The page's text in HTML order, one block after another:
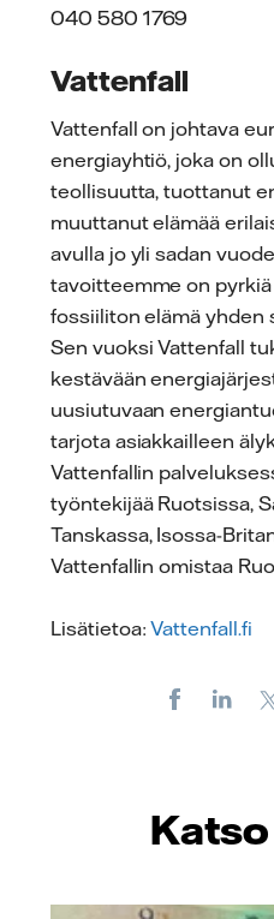
040 580 1769
Vattenfall
Vattenfall on johtava
energiayhtiö, joka on
teollisuutta, tuottanut
muuttanut elämää
avulla jo yli sadan
tavoitteemme on
fossiiliton elämä yhden
Sen vuoksi Vattenfall
kestävään
uusiutuvaan
tarjota asiakkailleen
Vattenfallin
työntekijää Ruotsissa,
Tanskassa, Isossa-
Vattenfallin omistaa
Lisätietoa:Vattenfall.fi
Facebook